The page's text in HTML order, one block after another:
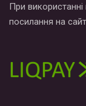
При використанні
посилання на